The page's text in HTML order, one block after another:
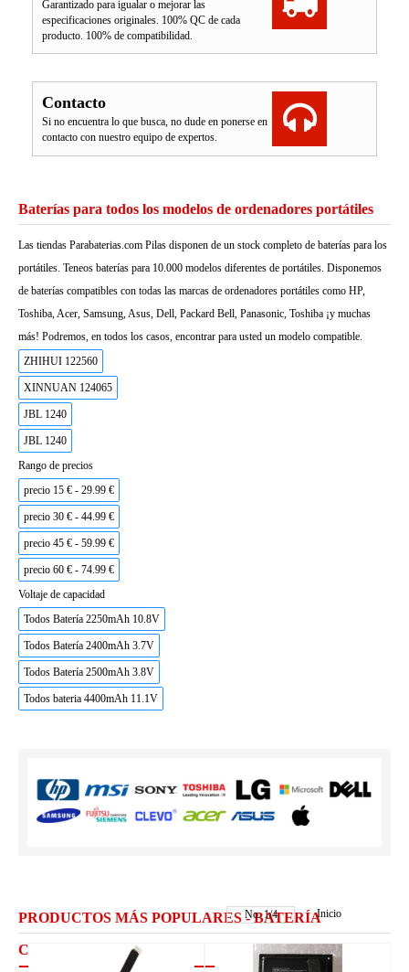
Garantizado para igualar o mejorar las
especificaciones originales. 100% QC de cada
producto. 100% de compatibilidad.
Contacto
Si no encuentra lo que busca, no dude en ponerse en
contacto con nuestro equipo de expertos.
Baterías para todos los modelos de ordenadores portátiles
Las tiendas Parabaterias.com Pilas disponen de un stock completo de baterías para los
portátiles. Teneos baterías para 10.000 modelos diferentes de portátiles. Disponemos
de baterías compatibles con todas las marcas de ordenadores portátiles como HP,
Toshiba, Acer, Samsung, Asus, Dell, Packard Bell, Panasonic, Toshiba ¡y muchas
más! Podremos, en todos los casos, encontrar para usted un modelo compatible.
ZHIHUI 122560
XINNUAN 124065
JBL 1240
JBL 1240
Rango de precios
precio 15 € - 29.99 €
precio 30 € - 44.99 €
precio 45 € - 59.99 €
precio 60 € - 74.99 €
Voltaje de capacidad
Todos Batería 2250mAh 10.8V
Todos Batería 2400mAh 3.7V
Todos Batería 2500mAh 3.8V
Todos bateria 4400mAh 11.1V
PRODUCTOS MÁS POPULARES - BATERÍA
CADNICA
No.1/4 Inicio